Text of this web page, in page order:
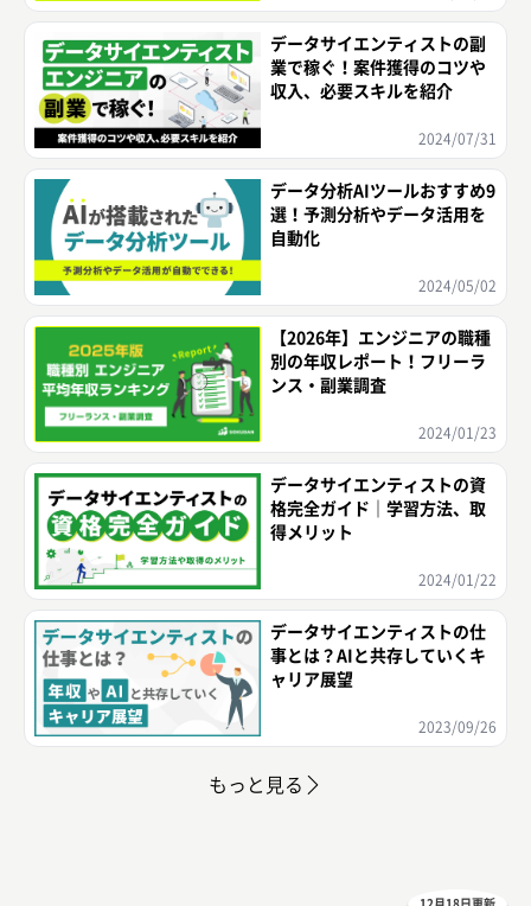
データサイエンティストの副
業で稼ぐ！案件獲得のコツや
収入、必要スキルを紹介
2024/07/31
データ分析AIツールおすすめ9
選！予測分析やデータ活用を
自動化
2024/05/02
【2026年】エンジニアの職種
別の年収レポート！フリーラ
ンス・副業調査
2024/01/23
データサイエンティストの資
格完全ガイド｜学習方法、取
得メリット
2024/01/22
データサイエンティストの仕
事とは？AIと共存していくキ
ャリア展望
2023/09/26
もっと見る